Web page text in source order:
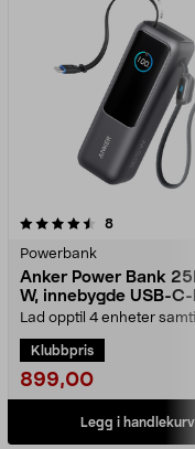
8anmeldelser
Powerbank
Anker Power Bank
W, innebygde USB-
Lad opptil 4 enheter
mAh powerbank m...
Klubbpris
899,00
Legg i handlekurv
4.5 av 5 stjerner